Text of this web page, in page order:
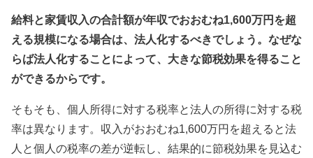
給料と家賃収入の合計額が年収でおおむね1,600万円を超
える規模になる場合は、法人化するべきでしょう。なぜな
らば法人化することによって、大きな節税効果を得ること
ができるからです。
そもそも、 個人所得に対する税率と法人の所得に対する税
率は異なります。 収入がおおむね1,600万円を超えると法
人と個人の税率の差が逆転し、結果的に節税効果を見込む